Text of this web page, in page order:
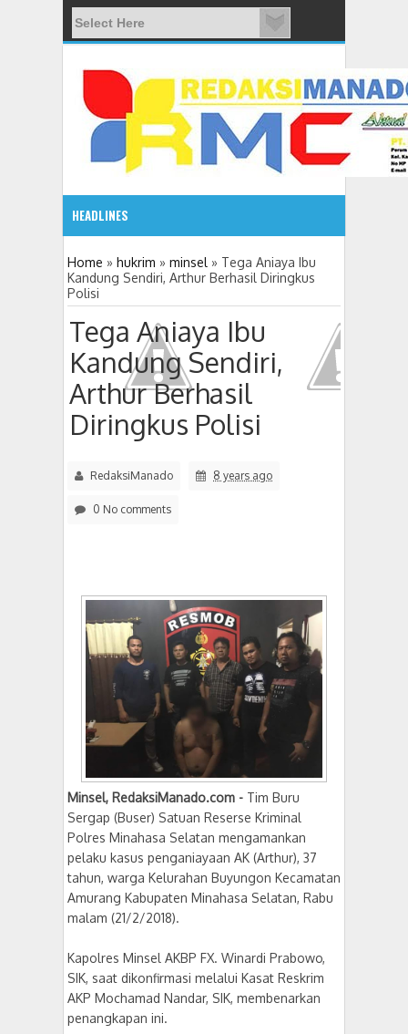
HEADLINES
08:03 AM
ADVETORIAL JONRU GANTIKAN MONO PIMPIN DPRD
Home » hukrim » minsel » Tega Aniaya Ibu
Kandung Sendiri, Arthur Berhasil Diringkus
Polisi
Tega Aniaya Ibu
Kandung Sendiri,
Arthur Berhasil
Diringkus Polisi
RedaksiManado 8 years ago
0 No comments
Minsel, RedaksiManado.com - Tim Buru
Sergap (Buser) Satuan Reserse Kriminal
Polres Minahasa Selatan mengamankan
pelaku kasus penganiayaan AK (Arthur), 37
tahun, warga Kelurahan Buyungon Kecamatan
Amurang Kabupaten Minahasa Selatan, Rabu
malam (21/2/2018).
Kapolres Minsel AKBP FX. Winardi Prabowo,
SIK, saat dikonfirmasi melalui Kasat Reskrim
AKP Mochamad Nandar, SIK, membenarkan
penangkapan ini.